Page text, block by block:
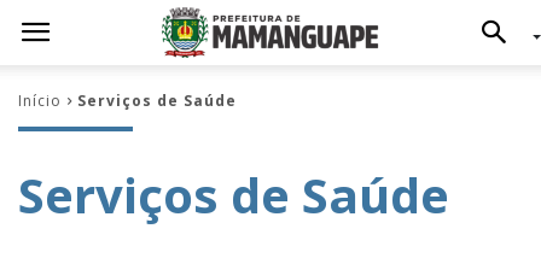
Início Serviços de Saúde
Serviços de Saúde